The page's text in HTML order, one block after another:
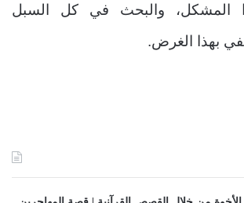
المشكل، والبحث في كل السبل
بهذا الغرض.